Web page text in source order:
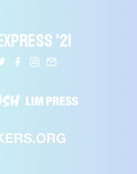
'21